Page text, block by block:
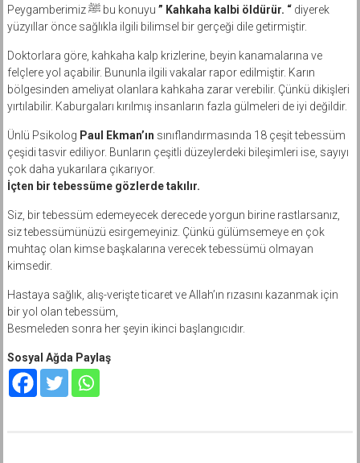
Peygamberimiz ﷺ bu konuyu ” Kahkaha kalbi öldürür. “diyerek
yüzyıllar önce sağlıkla ilgili bilimsel bir gerçeği dile getirmiştir.
Doktorlara göre, kahkaha kalp krizlerine, beyin kanamalarına ve
felçlere yol açabilir. Bununla ilgili vakalar rapor edilmiştir. Karın
bölgesinden ameliyat olanlara kahkaha zarar verebilir. Çünkü dikişleri
yırtılabilir. Kaburgaları kırılmış insanların fazla gülmeleri de iyi değildir.
Ünlü Psikolog Paul Ekman’ın sınıflandırmasında 18 çeşit tebessüm
çeşidi tasvir ediliyor. Bunların çeşitli düzeylerdeki bileşimleri ise, sayıyı
çok daha yukarılara çıkarıyor.
İçten bir tebessüme gözlerde takılır.
Siz, bir tebessüm edemeyecek derecede yorgun birine rastlarsanız,
siz tebessümünüzü esirgemeyiniz. Çünkü gülümsemeye en çok
muhtaç olan kimse başkalarına verecek tebessümü olmayan
kimsedir.
Hastaya sağlık, alış-verişte ticaret ve Allah’ın rızasını kazanmak için
bir yol olan tebessüm,
Besmeleden sonra her şeyin ikinci başlangıcıdır.
Sosyal Ağda Paylaş